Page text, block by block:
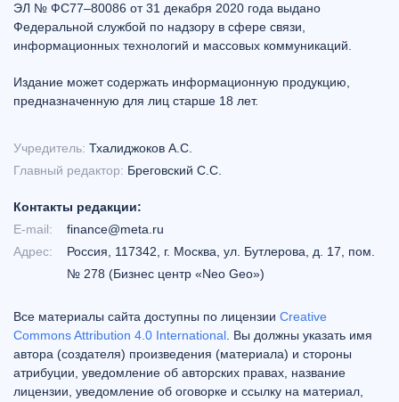
ЭЛ № ФС77–80086 от 31 декабря 2020 года выдано
Федеральной службой по надзору в сфере связи,
информационных технологий и массовых коммуникаций.
Издание может содержать информационную продукцию,
предназначенную для лиц старше 18 лет.
Учредитель: Тхалиджоков А.С.
Главный редактор: Бреговский С.С.
Контакты редакции:
E-mail:
finance@meta.ru
Адрес:
Россия, 117342, г. Москва, ул. Бутлерова, д. 17, пом.
№ 278 (Бизнес центр «Neo Geo»)
Все материалы сайта доступны по лицензии Creative
Commons Attribution 4.0 International . Вы должны указать имя
автора (создателя) произведения (материала) и стороны
атрибуции, уведомление об авторских правах, название
лицензии, уведомление об оговорке и ссылку на материал,